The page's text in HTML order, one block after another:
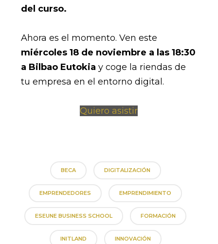
del curso.
Ahora es el momento. Ven este
miércoles 18 de noviembre a las 18:30
a Bilbao Eutokia y coge la riendas de
tu empresa en el entorno digital.
Quiero asistir
BECA DIGITALIZACIÓN
EMPRENDEDORES EMPRENDIMIENTO
ESEUNE BUSINESS SCHOOL FORMACIÓN
INITLAND INNOVACIÓN